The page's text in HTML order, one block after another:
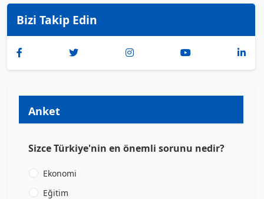
Bizi Takip Edin
Anket
Sizce Türkiye'nin en önemli sorunu nedir?
Ekonomi
Eğitim